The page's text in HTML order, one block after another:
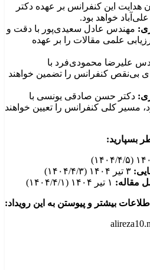
هدایت این کنفرانس بر عهده دکتر
خواهد بود.
مهندس عادل سعیدی‌پور با دقت و
علمی مقالات را بر عهده
علیرضا محمودی‌فرد با
بی‌نقص کنفرانس را تضمین خواهند
دکتر حسن صادقی یونسی با
مسیر کلی کنفرانس را تعیین خواهند
بسپارید:
مقاله:
بیشتر و پیوستن به این رویداد: